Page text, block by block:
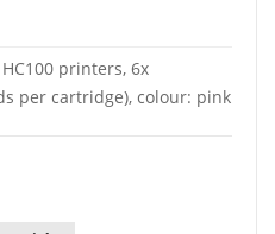
printers, 6x
per cartridge), colour: pink